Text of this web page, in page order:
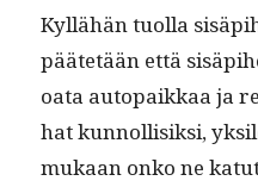
Kyl­lähän tuol­la
päätetään että
oa­ta autopaikkaa ja
hat kun­nol­lisik­si,
mukaan onko ne